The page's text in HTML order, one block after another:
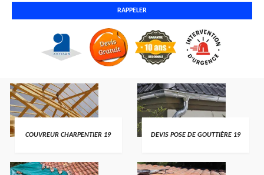
COUVREUR CHARPENTIER 19 DEVIS POSE DE GOUTTIÈRE 19